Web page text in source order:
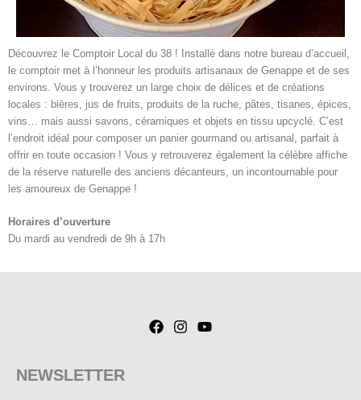
Découvrez le Comptoir Local du 38 ! Installé dans notre bureau d’accueil,
le comptoir met à l’honneur les produits artisanaux de Genappe et de ses
environs. Vous y trouverez un large choix de délices et de créations
locales : bières, jus de fruits, produits de la ruche, pâtes, tisanes, épices,
vins… mais aussi savons, céramiques et objets en tissu upcyclé. C’est
l’endroit idéal pour composer un panier gourmand ou artisanal, parfait à
offrir en toute occasion ! Vous y retrouverez également la célèbre affiche
de la réserve naturelle des anciens décanteurs, un incontournable pour
les amoureux de Genappe !
Horaires d’ouverture
Du mardi au vendredi de 9h à 17h
NEWSLETTER